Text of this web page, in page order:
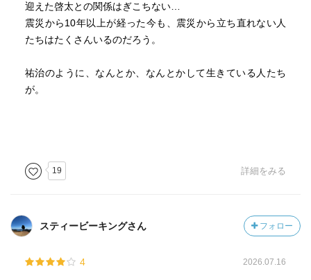
迎えた啓太との関係はぎこちない…
震災から10年以上が経った今も、震災から立ち直れない人
たちはたくさんいるのだろう。
祐治のように、なんとか、なんとかして生きている人たち
が。
19 詳細をみる
スティービーキングさん フォロー
4 2026.07.16